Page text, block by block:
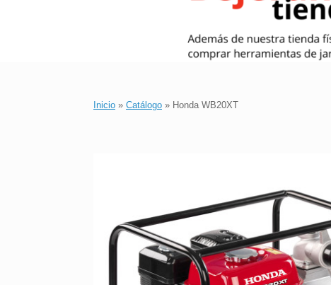
Inicio » Catálogo » Honda WB20XT